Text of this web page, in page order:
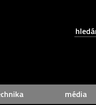
média